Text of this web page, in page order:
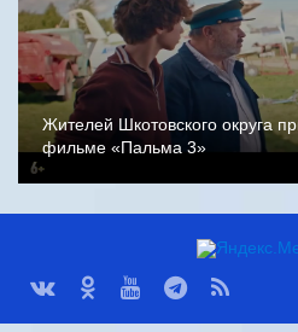
Жителей Шкотовского округа
фильме «Пальма 3»